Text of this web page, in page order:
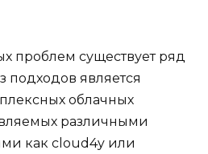
проблем существует ряд
подходов является
облачных
различными
как cloud4y или